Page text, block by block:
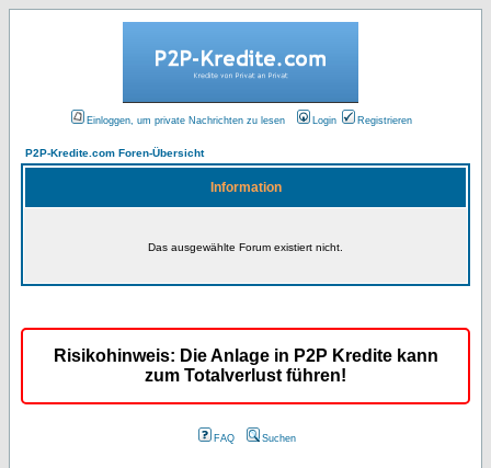
Einloggen, um private Nachrichten zu lesen Login Registrieren
P2P-Kredite.com Foren-Übersicht
Information
Das ausgewählte Forum existiert nicht.
Risikohinweis: Die Anlage in P2P Kredite kann
zum Totalverlust führen!
FAQ Suchen